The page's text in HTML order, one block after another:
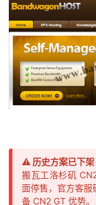
⚠️ 历史方案已下架
搬瓦工洛杉矶
面停售，官方客
备 CN2 GT 优势。